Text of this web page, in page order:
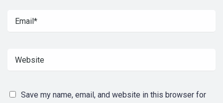
Save my name, email, and website in this browser for